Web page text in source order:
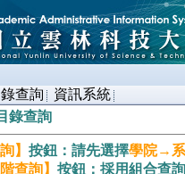
查詢
資訊系統
錄查詢
】 按鈕：請先選擇學院→
查詢】 按鈕：採用組合查詢